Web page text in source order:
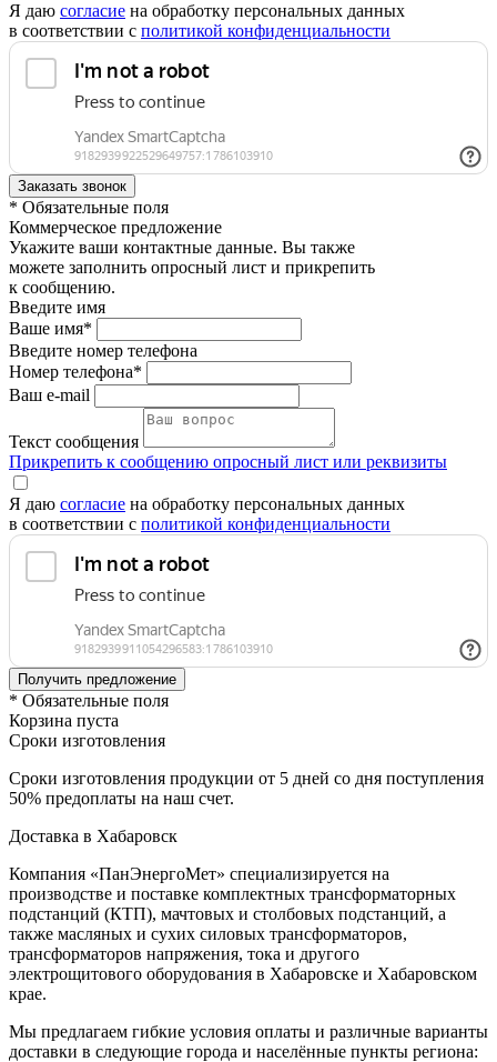
Я даю согласие на обработку персональных данных
в соответствии с политикой конфиденциальности
* Обязательные поля
Коммерческое предложение
Укажите ваши контактные данные. Вы также
можете заполнить опросный лист и прикрепить
к сообщению.
Введите имя
Ваше имя*
Введите номер телефона
Номер телефона*
Ваш e-mail
Текст сообщения
Прикрепить к сообщению опросный лист или реквизиты
Я даю согласие на обработку персональных данных
в соответствии с политикой конфиденциальности
* Обязательные поля
Корзина пуста
Сроки изготовления
Сроки изготовления продукции от 5 дней со дня поступления
50% предоплаты на наш счет.
Доставка в Хабаровск
Компания «ПанЭнергоМет» специализируется на
производстве и поставке комплектных трансформаторных
подстанций (КТП), мачтовых и столбовых подстанций, а
также масляных и сухих силовых трансформаторов,
трансформаторов напряжения, тока и другого
электрощитового оборудования в Хабаровске и Хабаровском
крае.
Мы предлагаем гибкие условия оплаты и различные варианты
доставки в следующие города и населённые пункты региона: